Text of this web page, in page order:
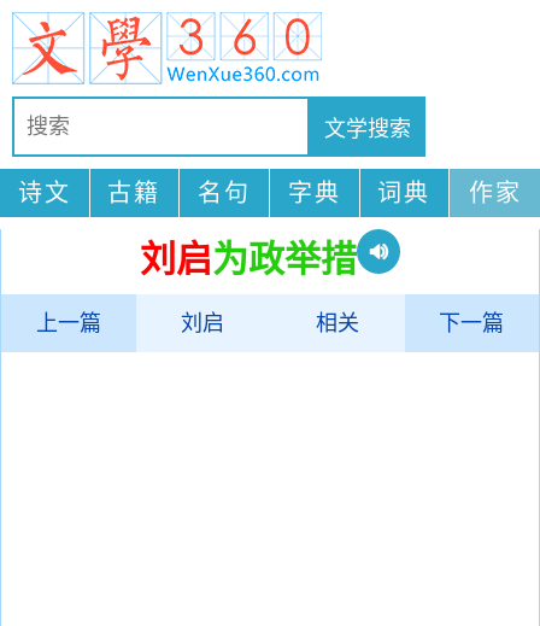
诗文 古籍 名句 字典 词典 作家
刘启为政举措
上一篇 刘启 相关 下一篇